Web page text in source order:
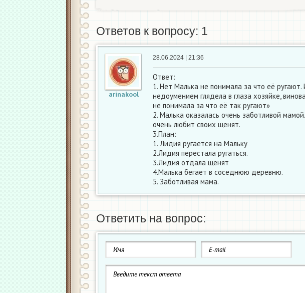
Ответов к вопросу: 1
arinakool
28.06.2024 | 21:36
Ответ:
1. Нет Малька не понимала за что её ругают.
недоумением глядела в глаза хозяйке,
не понимала за что её так ругают»
2. Малька оказалась очень заботливой
очень любит своих щенят.
3.План:
1. Лидия ругается на Мальку
2.Лидия перестала ругаться.
3.Лидия отдала щенят
4.Малька бегает в соседнюю деревню.
5. Заботливая мама.
Ответить на вопрос: